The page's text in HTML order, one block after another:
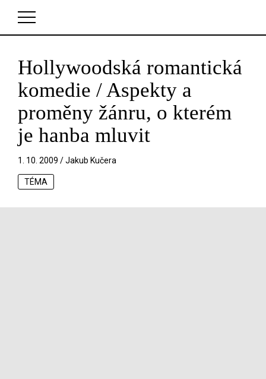
V košíku zatím nemáte žádné položky.
Hollywoodská romantická
komedie / Aspekty a
proměny žánru, o kterém
je hanba mluvit
1. 10. 2009 /Jakub Kučera
TÉMA